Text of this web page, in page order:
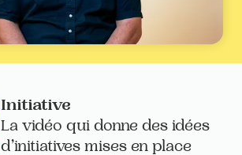
Initiative
La vidéo qui donne des idées
d’initiatives mises en place